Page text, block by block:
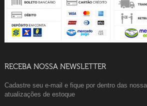
RECEBA NOSSA NEWSLETTER
Cadastre seu e-mail e fique por dentro das
atualizações de estoque